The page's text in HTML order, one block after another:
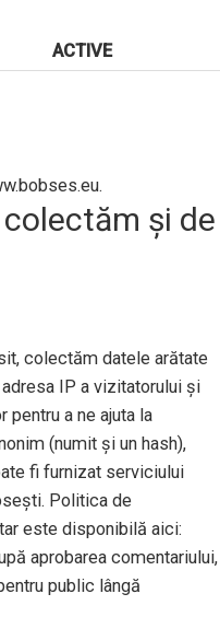
ACTIVE
și de
colectăm datele arătate
IP a vizitatorului și
pentru a ne ajuta la
(numit și un hash),
fi furnizat serviciului
Politica de
este disponibilă aici:
aprobarea comentariului,
public lângă